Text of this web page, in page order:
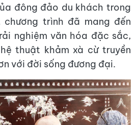
đông đảo du khách trong
trình đã mang đến
nghiệm văn hóa đặc sắc,
thuật khảm xà cừ truyền
với đời sống đương đại.